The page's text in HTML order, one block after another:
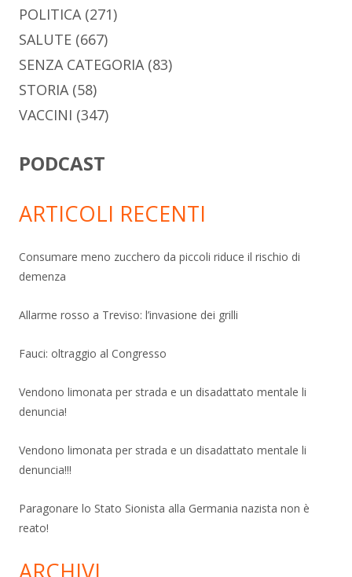
POLITICA(271)
SALUTE (667)
SENZA CATEGORIA(83)
STORIA(58)
VACCINI (347)
PODCAST
ARTICOLI RECENTI
Consumare meno zucchero da piccoli riduce il rischio di
demenza
Allarme rosso a Treviso: l’invasione dei grilli
Fauci: oltraggio al Congresso
Vendono limonata per strada e un disadattato mentale li
denuncia!
Vendono limonata per strada e un disadattato mentale li
denuncia!!!
Paragonare lo Stato Sionista alla Germania nazista non è
reato!
ARCHIVI